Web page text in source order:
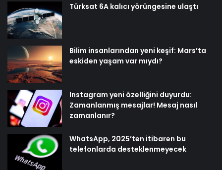
Türksat 6A kalıcı yörüngesine ulaştı
Bilim insanlarından yeni keşif: Mars’ta
eskiden yaşam var mıydı?
Instagram yeni özelliğini duyurdu:
Zamanlanmış mesajlar! Mesaj nasıl
zamanlanır?
WhatsApp, 2025’ten itibaren bu
telefonlarda desteklenmeyecek